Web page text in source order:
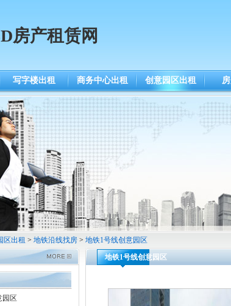
房产租赁网
写字楼出租 商务中心出租 创意园区出租
区出租 > 地铁沿线找房 > 地铁1号线创意园区
园区
地铁1号线创意园区